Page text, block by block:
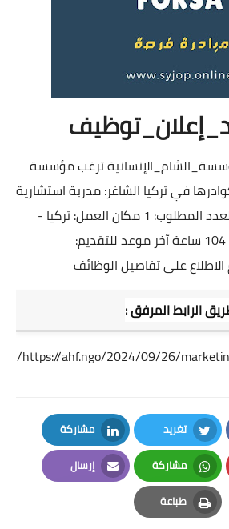
ترغب مؤسسة
في تركيا الشاغر: مدربة استشارية
تسويق الجنس: أنثى العدد المطلوب: 1 مكان العمل: تركيا -
(أضنة) ساعات التدريب: 104 ساعة آخر موعد للتقديم:
الرابط المرفق :
https://ahf.ngo/2024/09/26/
تغريد
Twitter
مشاركة
LinkedIn
مشاركة
Whatsapp
إرسال
Email
طباعة
Print